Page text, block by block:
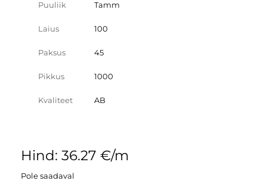
Puuliik Tamm
Laius 100
Paksus 45
Pikkus 1000
Kvaliteet AB
Hind: 36.27 €/m
Pole saadaval